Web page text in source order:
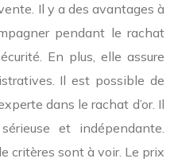
Il y a des avantages à
pendant le rachat
En plus, elle assure
Il est possible de
dans le rachat d’or. Il
et indépendante.
critères sont à voir. Le prix